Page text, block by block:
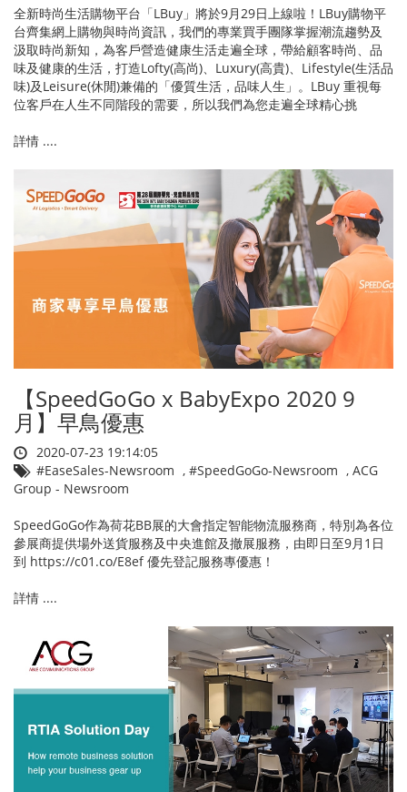
全新時尚生活購物平台「LBuy」將於9月29日上線啦！LBuy購物平
台齊集網上購物與時尚資訊，我們的專業買手團隊掌握潮流趨勢及
汲取時尚新知，為客戶營造健康生活走遍全球，帶給顧客時尚、品
味及健康的生活，打造Lofty(高尚)、Luxury(高貴)、Lifestyle(生活品
味)及Leisure(休閒)兼備的「優質生活，品味人生」。LBuy 重視每
位客戶在人生不同階段的需要，所以我們為您走遍全球精心挑
詳情 ....
【SpeedGoGo x BabyExpo 2020 9
月】早鳥優惠
2020-07-23 19:14:05
#EaseSales-Newsroom , #SpeedGoGo-Newsroom , ACG
Group - Newsroom
SpeedGoGo作為荷花BB展的大會指定智能物流服務商，特別為各位
參展商提供場外送貨服務及中央進館及撤展服務，由即日至9月1日
到 https://c01.co/E8ef 優先登記服務專優惠！
詳情 ....